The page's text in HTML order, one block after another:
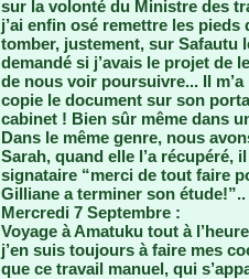
sur la volonté du Ministre des
j’ai enfin osé remettre les
tomber, justement, sur Safautu
demandé si j’avais le projet de
de nous voir poursuivre... Il
copie le document sur son
cabinet ! Bien sûr même dans
Dans le même genre, nous
Sarah, quand elle l’a récupéré,
signataire “merci de tout faire
Gilliane a terminer son
Mercredi 7 Septembre :
Voyage à Amatuku tout à
j’en suis toujours à faire mes
que ce travail manuel, qui